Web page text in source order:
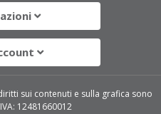
sui contenuti e sulla grafica sono
12481660012